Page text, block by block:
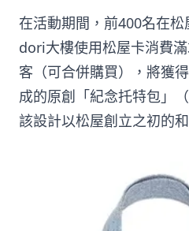
在活動期間，前400名在
dori大樓使用松屋卡消費
客（可合併購買），將獲
成的原創「紀念托特包」
該設計以松屋創立之初的